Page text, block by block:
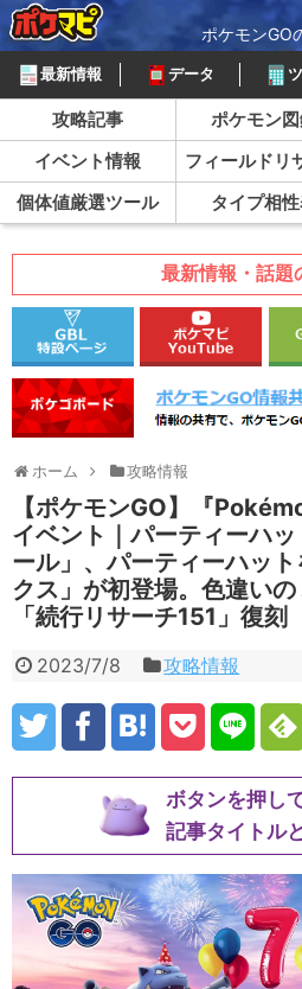
ポケモンGO
最新情報 データ
攻略記事 ポケモン
イベント情報
フィールドリ
個体値厳選ツール
タイプ相
最新情報・話題
ホーム 攻略情報
【ポケモンGO】『
イベント｜パーティーハ
ール」、パーティーハッ
クス」が初登場。色違い
「続行リサーチ151」復刻
2023/7/8 攻略情報
ボタンを押し
記事タイトル